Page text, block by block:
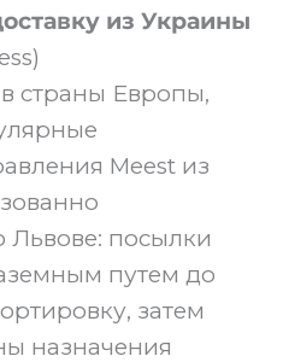
из Украины
страны Европы,
Meest из
Львове: посылки
путем до
затем
назначения